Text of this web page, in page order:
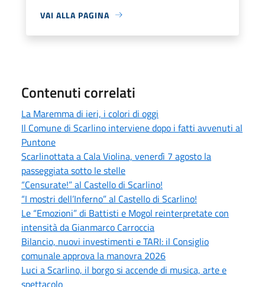
VAI ALLA PAGINA
Contenuti correlati
La Maremma di ieri, i colori di oggi
Il Comune di Scarlino interviene dopo i fatti avvenuti al
Puntone
Scarlinottata a Cala Violina, venerdì 7 agosto la
passeggiata sotto le stelle
“Censurate!” al Castello di Scarlino!
“I mostri dell’Inferno” al Castello di Scarlino!
Le “Emozioni” di Battisti e Mogol reinterpretate con
intensità da Gianmarco Carroccia
Bilancio, nuovi investimenti e TARI: il Consiglio
comunale approva la manovra 2026
Luci a Scarlino, il borgo si accende di musica, arte e
spettacolo